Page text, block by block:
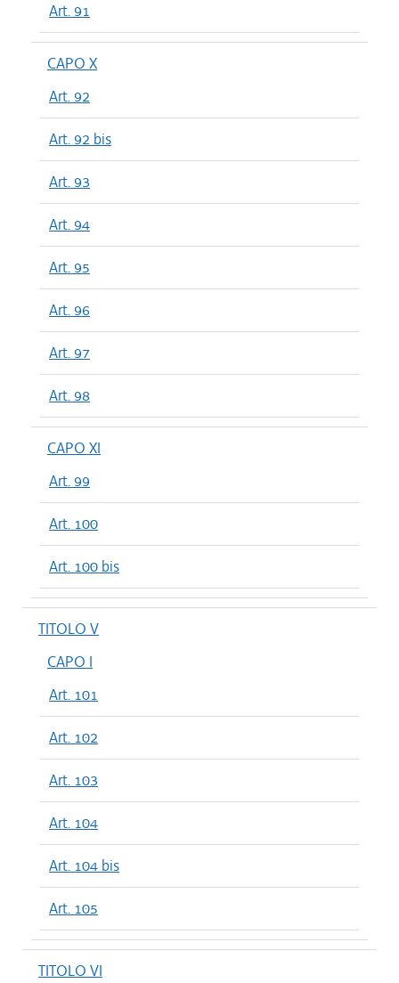
Art. 91
CAPO X
Art. 92
Art. 92 bis
Art. 93
Art. 94
Art. 95
Art. 96
Art. 97
Art. 98
CAPO XI
Art. 99
Art. 100
Art. 100 bis
TITOLO V
CAPO I
Art. 101
Art. 102
Art. 103
Art. 104
Art. 104 bis
Art. 105
TITOLO VI